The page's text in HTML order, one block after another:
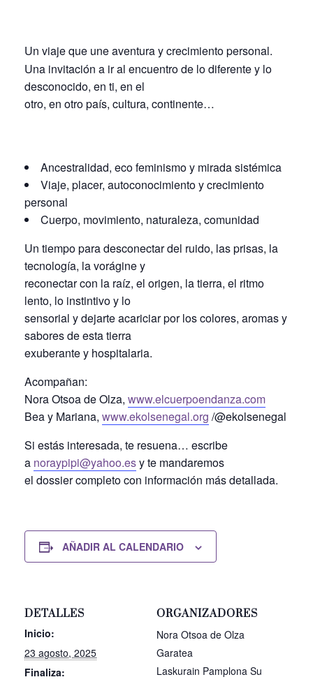
Un viaje que une aventura y crecimiento personal.
Una invitación a ir al encuentro de lo diferente y lo
desconocido, en ti, en el
otro, en otro país, cultura, continente…
Ancestralidad, eco feminismo y mirada sistémica
Viaje, placer, autoconocimiento y crecimiento
personal
Cuerpo, movimiento, naturaleza, comunidad
Un tiempo para desconectar del ruido, las prisas, la
tecnología, la vorágine y
reconectar con la raíz, el origen, la tierra, el ritmo
lento, lo instintivo y lo
sensorial y dejarte acariciar por los colores, aromas y
sabores de esta tierra
exuberante y hospitalaria.
Acompañan:
Nora Otsoa de Olza, www.elcuerpoendanza.com
Bea y Mariana, www.ekolsenegal.org /@ekolsenegal
Si estás interesada, te resuena… escribe
a noraypipi@yahoo.esy te mandaremos
el dossier completo con información más detallada.
AÑADIR AL CALENDARIO
DETALLES
Inicio:
23 agosto, 2025
Finaliza:
ORGANIZADORES
Nora Otsoa de Olza
Garatea
Laskurain Pamplona Su